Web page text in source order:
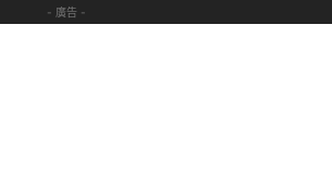
- 廣告 -